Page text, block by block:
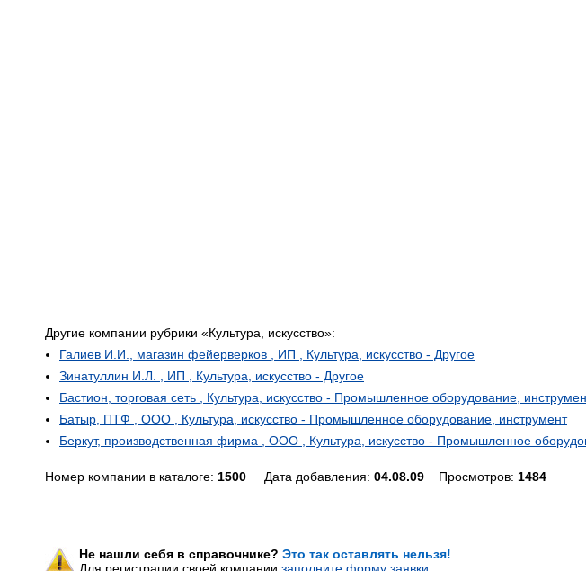
Другие компании рубрики «Культура, искусство»:
Галиев И.И., магазин фейерверков , ИП , Культура, искусство - Другое
Зинатуллин И.Л. , ИП , Культура, искусство - Другое
Бастион, торговая сеть , Культура, искусство - Промышленное оборудование,
Батыр, ПТФ , ООО , Культура, искусство - Промышленное оборудование, инструмент
Беркут, производственная фирма , ООО , Культура, искусство - Промышленное
Номер компании в каталоге: 1500 Дата добавления: 04.08.09 Просмотров: 1484
Не нашли себя в справочнике? Это так оставлять нельзя!